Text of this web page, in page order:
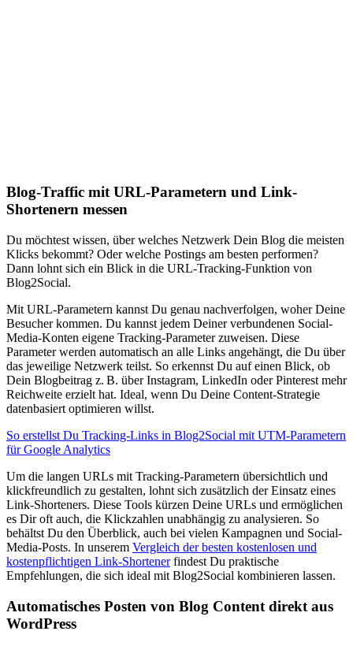
Blog-Traffic mit URL-Parametern und Link-
Shortenern messen
Du möchtest wissen, über welches Netzwerk Dein Blog die meisten
Klicks bekommt? Oder welche Postings am besten performen?
Dann lohnt sich ein Blick in die URL-Tracking-Funktion von
Blog2Social.
Mit URL-Parametern kannst Du genau nachverfolgen, woher Deine
Besucher kommen. Du kannst jedem Deiner verbundenen Social-
Media-Konten eigene Tracking-Parameter zuweisen. Diese
Parameter werden automatisch an alle Links angehängt, die Du über
das jeweilige Netzwerk teilst. So erkennst Du auf einen Blick, ob
Dein Blogbeitrag z. B. über Instagram, LinkedIn oder Pinterest mehr
Reichweite erzielt hat. Ideal, wenn Du Deine Content-Strategie
datenbasiert optimieren willst.
So erstellst Du Tracking-Links in Blog2Social mit UTM-Parametern
für Google Analytics
Um die langen URLs mit Tracking-Parametern übersichtlich und
klickfreundlich zu gestalten, lohnt sich zusätzlich der Einsatz eines
Link-Shorteners. Diese Tools kürzen Deine URLs und ermöglichen
es Dir oft auch, die Klickzahlen unabhängig zu analysieren. So
behältst Du den Überblick, auch bei vielen Kampagnen und Social-
Media-Posts. In unserem Vergleich der besten kostenlosen und
kostenpflichtigen Link-Shortenerfindest Du praktische
Empfehlungen, die sich ideal mit Blog2Social kombinieren lassen.
Automatisches Posten von Blog Content direkt aus
WordPress